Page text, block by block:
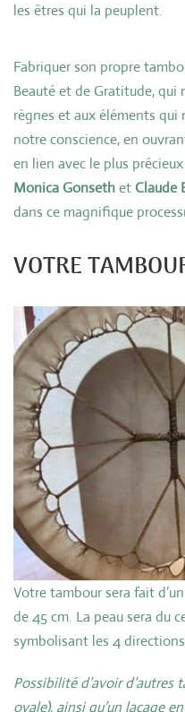
les êtres qui la peuplent.
Fabriquer son propre
Beauté et de Gratitude,
règnes et aux éléments
notre conscience, en
en lien avec le plus
Monica GonsethetClaude
dans ce magnifique
VOTRE
Votre tambour sera fait
de 45 cm. La peau sera du
symbolisant les 4
Possibilité d’avoir
ovale), ainsi qu’un laçage